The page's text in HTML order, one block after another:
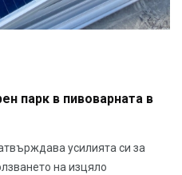
парк в пивоварната в
усилията си за
на изцяло